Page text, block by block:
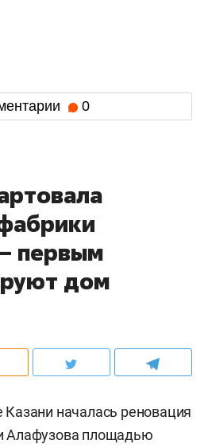
0
первым
дом
началась реновация
Алафузова площадью